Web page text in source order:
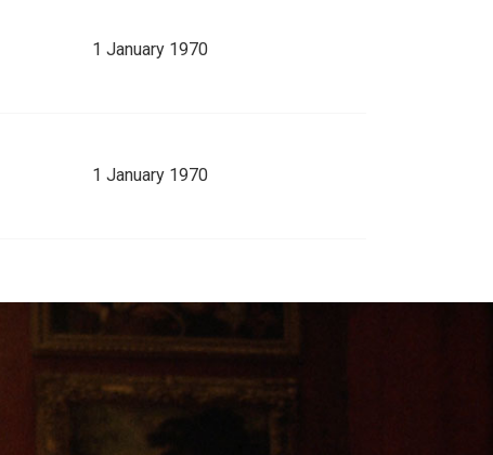
1 January 1970
1 January 1970